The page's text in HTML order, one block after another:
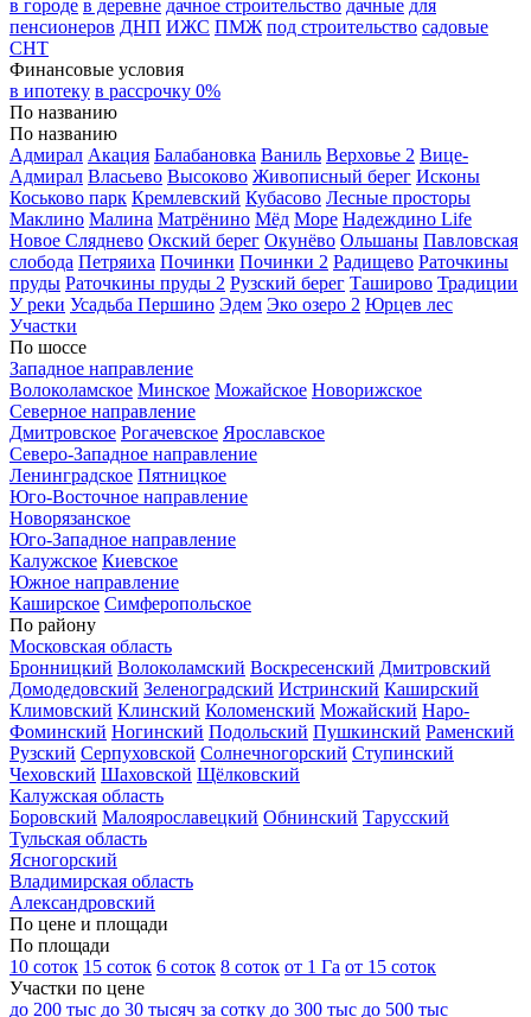
в городе в деревне дачное строительство дачные для
пенсионеров ДНП ИЖС ПМЖ под строительство садовые
СНТ
Финансовые условия
в ипотеку в рассрочку 0%
По названию
По названию
Адмирал Акация Балабановка Ваниль Верховье 2 Вице-
Адмирал Власьево Высоково Живописный берег Исконы
Коськово парк Кремлевский Кубасово Лесные просторы
Маклино Малина Матрёнино Мёд Море Надеждино Life
Новое Сляднево Окский берег Окунёво Ольшаны Павловская
слобода Петряиха Починки Починки 2 Радищево Раточкины
пруды Раточкины пруды 2 Рузский берег Таширово Традиции
У реки Усадьба Першино Эдем Эко озеро 2 Юрцев лес
Участки
По шоссе
Западное направление
Волоколамское Минское Можайское Новорижское
Северное направление
Дмитровское Рогачевское Ярославское
Северо-Западное направление
Ленинградское Пятницкое
Юго-Восточное направление
Новорязанское
Юго-Западное направление
Калужское Киевское
Южное направление
Каширское Симферопольское
По району
Московская область
Бронницкий Волоколамский Воскресенский Дмитровский
Домодедовский Зеленоградский Истринский Каширский
Климовский Клинский Коломенский Можайский Наро-
Фоминский Ногинский Подольский Пушкинский Раменский
Рузский Серпуховской Солнечногорский Ступинский
Чеховский Шаховской Щёлковский
Калужская область
Боровский Малоярославецкий Обнинский Тарусский
Тульская область
Ясногорский
Владимирская область
Александровский
По цене и площади
По площади
10 соток 15 соток 6 соток 8 соток от 1 Га от 15 соток
Участки по цене
до 200 тыс до 30 тысяч за сотку до 300 тыс до 500 тыс